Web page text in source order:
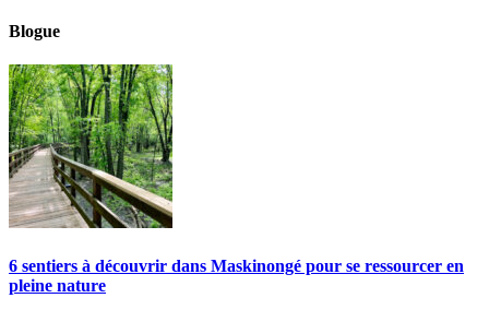
Blogue
6 sentiers à découvrir dans Maskinongé pour se ressourcer en
pleine nature